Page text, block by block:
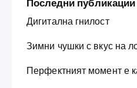
Дигитална гнилост
Зимни чушки с вкус на
Перфектният момент е